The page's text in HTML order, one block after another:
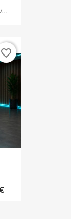
favorite_border